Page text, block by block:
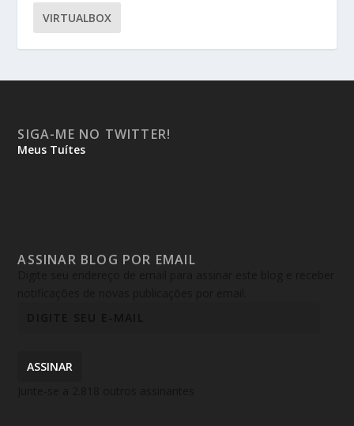
VIRTUALBOX
SIGA-ME NO TWITTER!
Meus Tuítes
ASSINAR BLOG POR EMAIL
ASSINAR